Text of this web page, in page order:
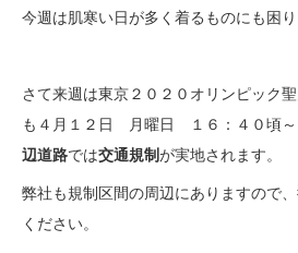
今週は肌寒い日が多く着るものにも困
さて来週は東京２０２０オリンピック聖
も４月１２日 月曜日 １６：４０頃～
辺道路では交通規制が実地されます。
弊社も規制区間の周辺にありますので
ください。